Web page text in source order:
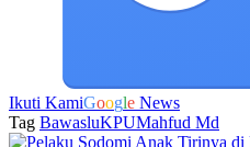
Ikuti KamiGoogle News
Tag BawasluKPUMahfud Md